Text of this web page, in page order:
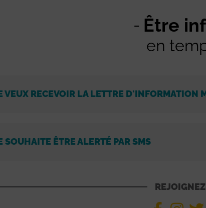
Être
en
VEUX RECEVOIR LA LETTRE D'INFORMATION
SOUHAITE ÊTRE ALERTÉ PAR SMS